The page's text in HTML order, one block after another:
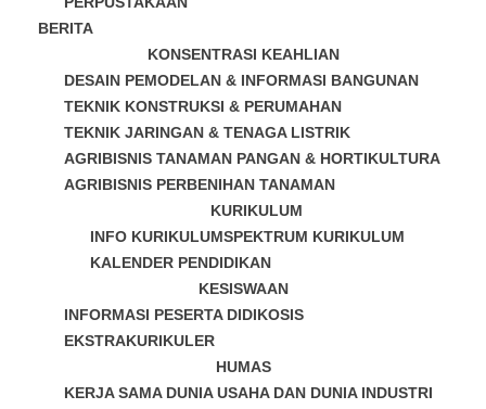
BERITA
KONSENTRASI KEAHLIAN
DESAIN PEMODELAN & INFORMASI BANGUNAN
TEKNIK KONSTRUKSI & PERUMAHAN
TEKNIK JARINGAN & TENAGA LISTRIK
AGRIBISNIS TANAMAN PANGAN & HORTIKULTURA
AGRIBISNIS PERBENIHAN TANAMAN
KURIKULUM
INFO KURIKULUMSPEKTRUM KURIKULUM
KALENDER PENDIDIKAN
KESISWAAN
INFORMASI PESERTA DIDIKOSIS
EKSTRAKURIKULER
HUMAS
KERJA SAMA DUNIA USAHA DAN DUNIA INDUSTRI